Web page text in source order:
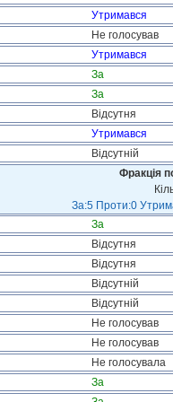
Утримався
Не голосував
Утримався
За
За
Відсутня
Утримався
Відсутній
Фракція
За:5 Проти:0
За
Відсутня
Відсутня
Відсутній
Відсутній
Не голосував
Не голосував
Не голосувала
За